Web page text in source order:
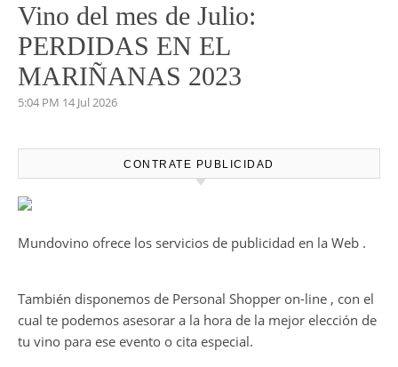
Vino del mes de Julio:
PERDIDAS EN EL
MARIÑANAS 2023
5:04 PM 14 Jul 2026
CONTRATE PUBLICIDAD
Mundovino ofrece los servicios de publicidad en la Web .
También disponemos de Personal Shopper on-line , con el
cual te podemos asesorar a la hora de la mejor elección de
tu vino para ese evento o cita especial.